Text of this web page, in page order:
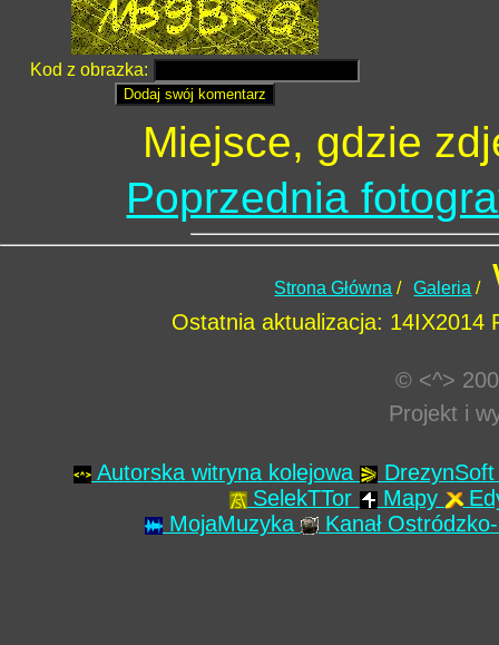
Kod z obrazka:
Miejsce, gdzie
Poprzednia
Strona Główna / Galeria /
Ostatnia aktualizacja: 14IX2014
© <^>
Projekt i
Autorska witryna kolejowa
SelekTTor
Mapy
MojaMuzyka
Kanał